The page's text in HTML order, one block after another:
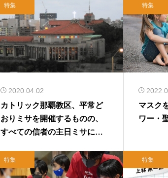
特集
2020.04.02
カトリック那覇教区、平常ど
おりミサを開催するものの、
すべての信者の主日ミサにあ
特集
マスク
ワー・
特集 特集